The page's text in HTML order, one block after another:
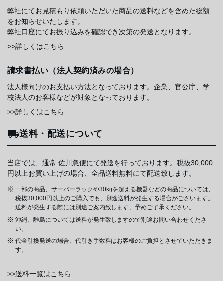
弊社にてお見積もり依頼いただいた商品の送料などを含めた総額
をお知らせいたします。
弊社口座にてお振り込みを確認でき次第の発送となります。
>>詳しくはこちら
請求書払い（法人契約済みの場合）
法人様向けのお支払い方法となっております。企業、官公庁、学
校法人のお客様などが対象となっております。
>>詳しくはこちら
送料・配送について
当店では、通常 佐川急便にて発送を行っております。税抜30,000
円以上お買い上げの場合、全品送料無料にて配送致します。
一部の商品、サーバーラックや30kgを超える機器などの商品については、
税抜30,000円以上のご購入でも、別途送料が発生する場合がございます。
送料が発生する際には別途ご案内致します、予めご了承ください。
沖縄、離島については送料が発生致しますので別途お問い合わせくださ
い。
代金引換発送の場合、代引き手数料はお客様のご負担とさせていただきま
す。
>>送料一覧はこちら